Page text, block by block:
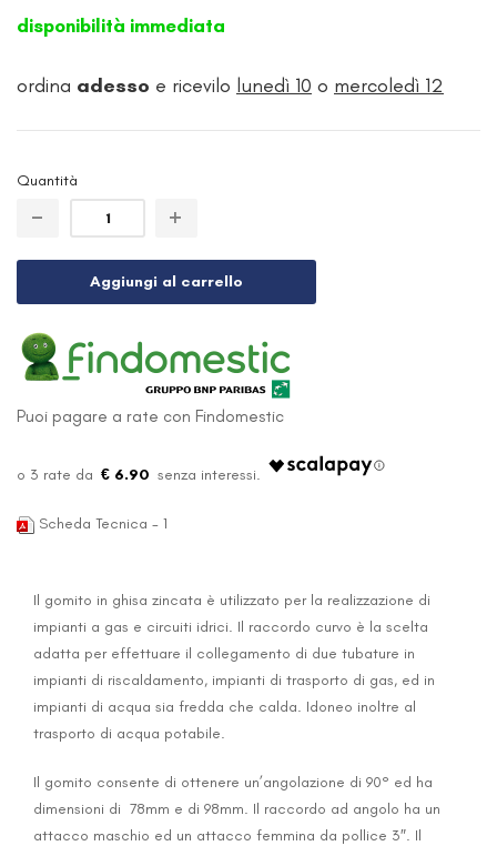
disponibilità immediata
ordina adesso e ricevilo lunedì 10 o mercoledì 12
Quantità
Aggiungi al carrello
Puoi pagare a rate con Findomestic
€ 6.90
Scheda Tecnica - 1
Il gomito in ghisa zincata è utilizzato per la realizzazione di
impianti a gas e circuiti idrici. Il raccordo curvo è la scelta
adatta per effettuare il collegamento di due tubature in
impianti di riscaldamento, impianti di trasporto di gas, ed in
impianti di acqua sia fredda che calda. Idoneo inoltre al
trasporto di acqua potabile.
Il gomito consente di ottenere un’angolazione di 90° ed ha
dimensioni di 78mm e di 98mm. Il raccordo ad angolo ha un
attacco maschio ed un attacco femmina da pollice 3″. Il